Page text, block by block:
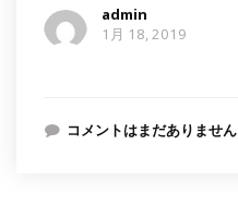
admin
1月 18, 2019
コメントはまだありません